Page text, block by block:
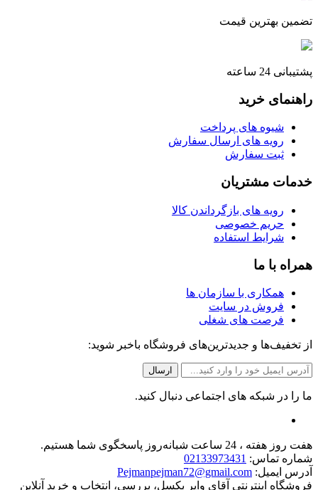
تضمین بهترین قیمت
پشتیبانی 24 ساعته
راهنمای خرید
شیوه های پرداخت
رویه های ارسال سفارش
ثبت سفارش
خدمات مشتریان
رویه های بازگرداندن کالا
حریم خصوصی
شرایط استفاده
همراه با ما
همکاری با سازمان ها
فروش در سایت
فرصت های شغلی
از تخفیف‌ها و جدیدترین‌های فروشگاه باخبر شوید:
ما را در شبکه های اجتماعی دنبال کنید.
هفت روز هفته ، 24 ساعت شبانه‌روز پاسخگوی شما هستیم.
شماره تماس: 02133973431
آدرس ایمیل: Pejmanpejman72@gmail.com
فروشگاه اینترنتی آقای وایر بکسل، بررسی، انتخاب و خرید آنلاین